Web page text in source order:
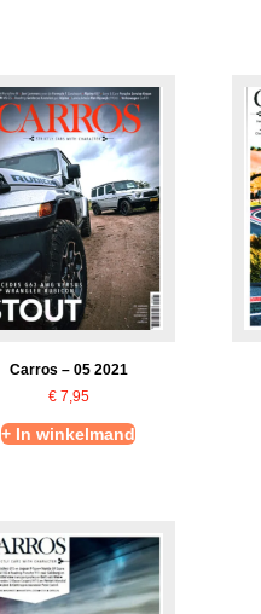
Carros – 05 2021
€7,95
+ In winkelmand